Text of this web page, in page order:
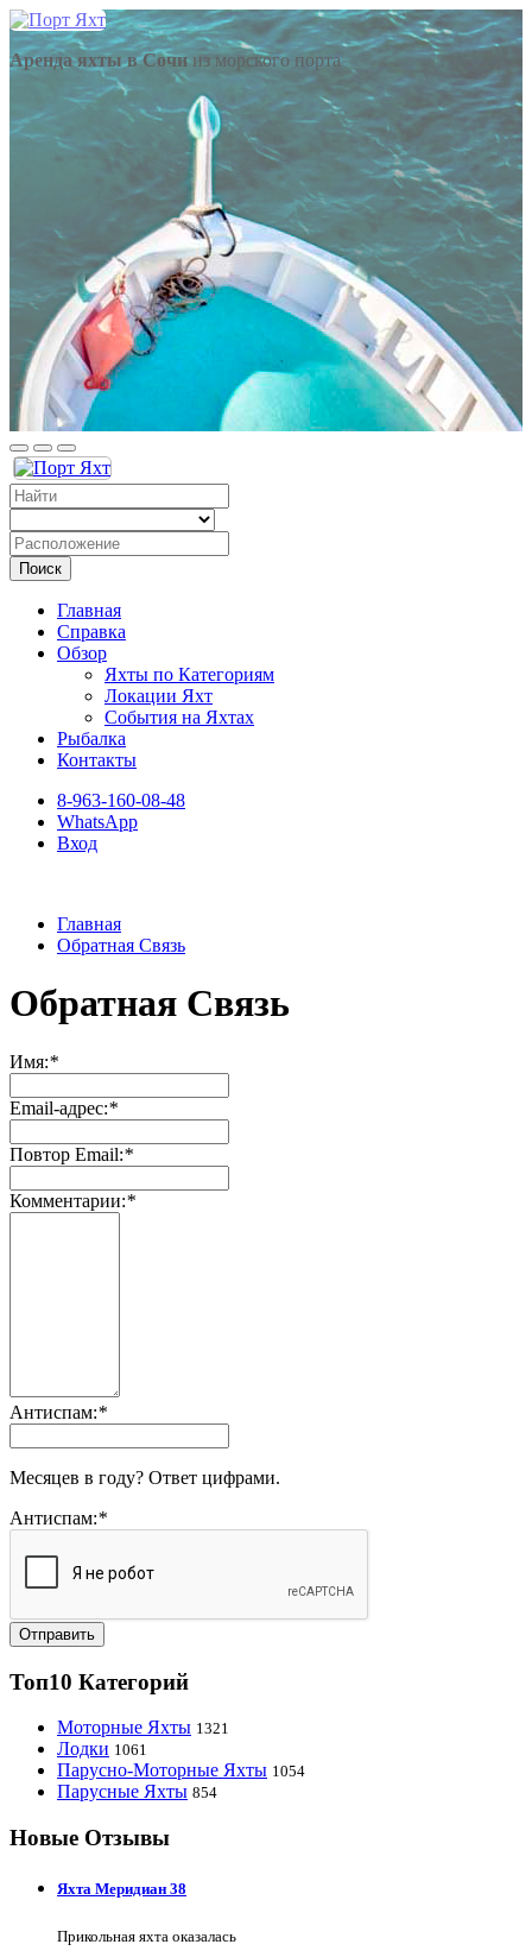
Аренда яхты в Сочииз морского порта
Поиск
Главная
Справка
Обзор
Яхты по Категориям
Локации Яхт
События на Яхтах
Рыбалка
Контакты
8-963-160-08-48
WhatsApp
Вход
Главная
Обратная Связь
Обратная Связь
Имя:*
Email-адрес:*
Повтор Email:*
Комментарии:*
Антиспам:*
Месяцев в году? Ответ цифрами.
Антиспам:*
Отправить
Топ10 Категорий
Моторные Яхты 1321
Лодки 1061
Парусно-Моторные Яхты 1054
Парусные Яхты 854
Новые Отзывы
Яхта Меридиан 38
Прикольная яхта оказалась